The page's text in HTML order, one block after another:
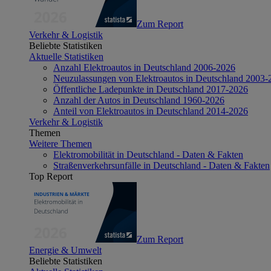
Zum Report
Verkehr & Logistik
Beliebte Statistiken
Aktuelle Statistiken
Anzahl Elektroautos in Deutschland 2006-2026
Neuzulassungen von Elektroautos in Deutschland 2003-
Öffentliche Ladepunkte in Deutschland 2017-2026
Anzahl der Autos in Deutschland 1960-2026
Anteil von Elektroautos in Deutschland 2014-2026
Verkehr & Logistik
Themen
Weitere Themen
Elektromobilität in Deutschland - Daten & Fakten
Straßenverkehrsunfälle in Deutschland - Daten & Fakten
Top Report
Zum Report
Energie & Umwelt
Beliebte Statistiken